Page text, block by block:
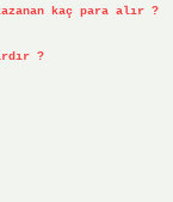
kaç para alır ?
?